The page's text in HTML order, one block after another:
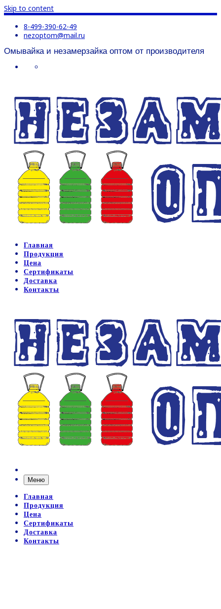
Skip to content
8-499-390-62-49
nezoptom@mail.ru
Омывайка и незамерзайка оптом от производителя
Главная
Продукция
Цена
Сертификаты
Доставка
Контакты
Меню
Главная
Продукция
Цена
Сертификаты
Доставка
Контакты